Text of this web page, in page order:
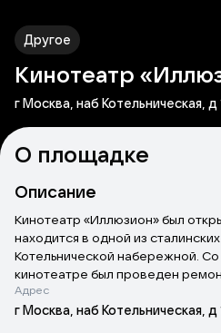
Другое
Кинотеатр
г Москва, наб Котельническая, д
О площадке
Описание
Кинотеатр «Иллюзион» был
находится в одной из
Котельнической набережной.
кинотеатре был проведен
уютный комфортабельный зал на
современным световым и
Адрес
г Москва, наб Котельническая, д